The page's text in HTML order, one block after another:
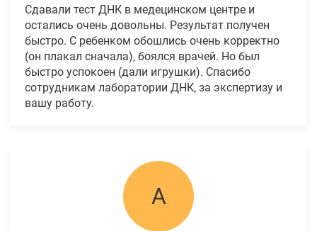
Сдавали тест ДНК в медецинском центре и
остались очень довольны. Результат получен
быстро. С ребенком обошлись очень корректно
(он плакал сначала), боялся врачей. Но был
быстро успокоен (дали игрушки). Спасибо
сотрудникам лаборатории ДНК, за экспертизу и
вашу работу.
А